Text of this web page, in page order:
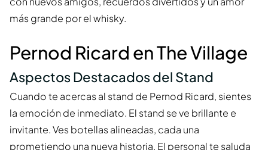
más grande por el whisky.
Pernod Ricard en The Village
Aspectos Destacados del Stand
Cuando te acercas al stand de Pernod Ricard, sientes
la emoción de inmediato. El stand se ve brillante e
invitante. Ves botellas alineadas, cada una
prometiendo una nueva historia. El personal te saluda